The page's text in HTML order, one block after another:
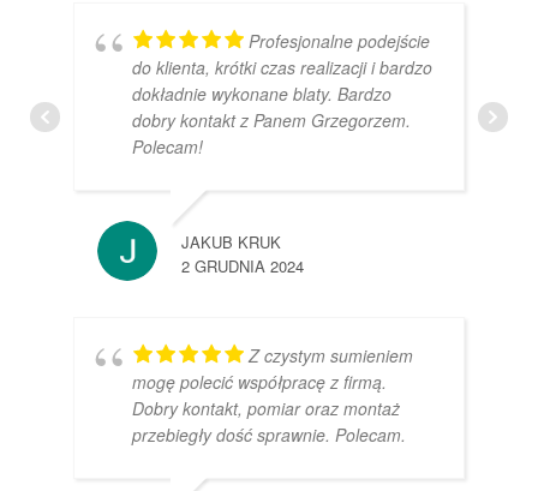
Profesjonalne podejście
do klienta, krótki czas realizacji i bardzo
dokładnie wykonane blaty. Bardzo
dobry kontakt z Panem Grzegorzem.
Polecam!
JAKUB KRUK
2 GRUDNIA 2024
Z czystym sumieniem
mogę polecić współpracę z firmą.
Dobry kontakt, pomiar oraz montaż
przebiegły dość sprawnie. Polecam.